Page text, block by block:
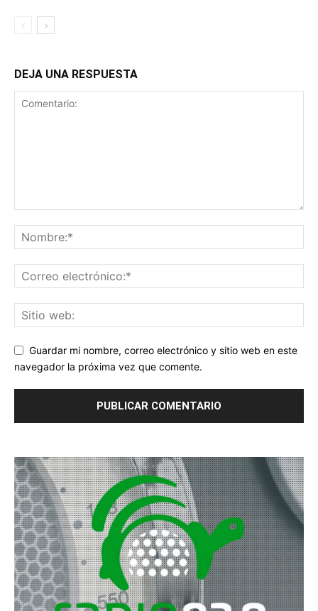
DEJA UNA RESPUESTA
Guardar mi nombre, correo electrónico y sitio web en este
navegador la próxima vez que comente.